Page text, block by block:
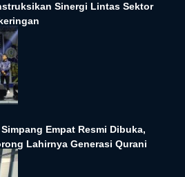
Sinergi Lintas Sektor
Empat Resmi Dibuka,
Lahirnya Generasi Qurani